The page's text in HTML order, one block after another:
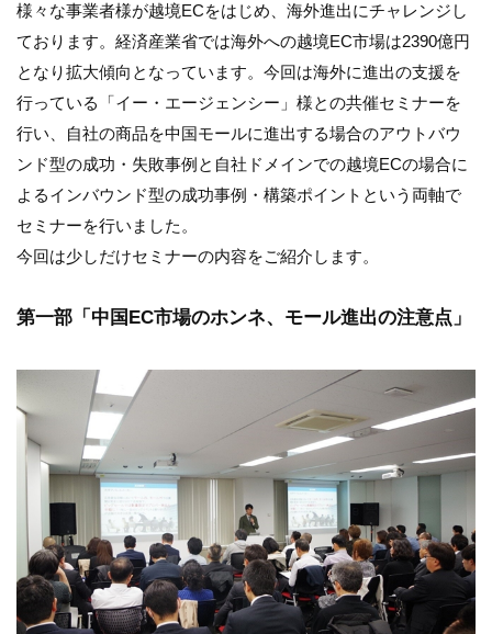
様々な事業者様が越境ECをはじめ、海外進出にチャレンジし
ております。経済産業省では海外への越境EC市場は2390億円
となり拡大傾向となっています。今回は海外に進出の支援を
行っている「イー・エージェンシー」様との共催セミナーを
行い、自社の商品を中国モールに進出する場合のアウトバウ
ンド型の成功・失敗事例と自社ドメインでの越境ECの場合に
よるインバウンド型の成功事例・構築ポイントという両軸で
セミナーを行いました。
今回は少しだけセミナーの内容をご紹介します。
第一部「中国EC市場のホンネ、モール進出の注意点」